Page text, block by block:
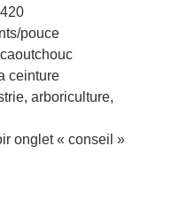
pouce
ceinture
arboriculture,
onglet « conseil »